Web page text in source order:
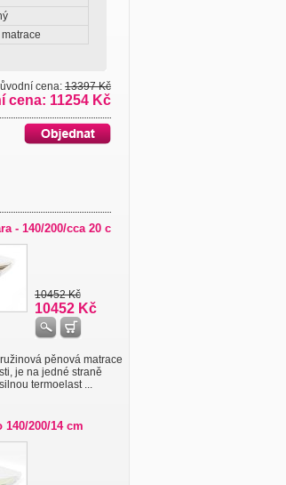
cena: 13397 Kč
cena: 11254 Kč
- 140/200/cca 20 c
10452 Kč
10452 Kč
pěnová matrace
je na jedné straně
termoelast ...
140/200/14 cm